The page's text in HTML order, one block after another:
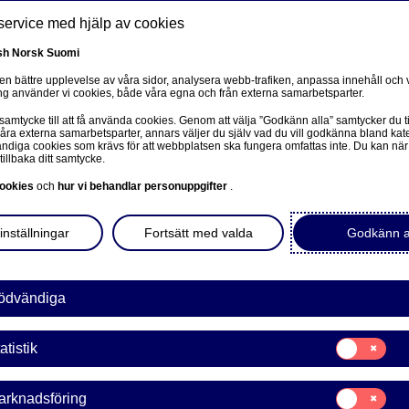
Om oss Investerare Nyheter & insikter
Economic Outlook
Economic Outlook:
förlorat år
med hjälp av cookies
Norsk Suomi
bättre upplevelse av våra sidor, analysera webb-trafiken, anpassa innehåll och
använder vi cookies, både våra egna och från externa samarbetsparter.
till att få använda cookies. Genom att välja ”Godkänn alla” samtycker du
externa samarbetsparter, annars väljer du själv vad du vill godkänna bland
cookies som krävs för att webbplatsen ska fungera omfattas inte. Du kan
ditt samtycke.
och hur vi behandlar personuppgifter .
Godkänn
Fortsätt med valda
Samtycke
för:
Statistik
Samtycke